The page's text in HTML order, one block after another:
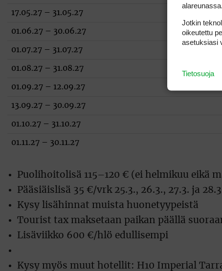
17.05.27 – 31.05.27
01.06.27 – 30.06.27
01.07.27 – 31.07.27
01.08.27 – 31.08.27
01.09.27 – 12.09.27
13.09.27 – 30.09.27
01.10.27 – 31.10.27
01.11.27 – 30.11.27
Puolihoitolisä 115–120 € (ei helmikuu eikä
Pääsiäislisä 35 €/vrk 25.3., 26.3., 27.3. ja
Kysy lisähinnat muista huonetyypeistä
Tourist tax maksetaan paikan päällä
Lisäviikko 600 €/hlö edullisempi
Kysy myös muut hotellit: H10 Imperial
alareunassa.
Jotkin
oikeutettu
asetuksiasi
Tietosuoja